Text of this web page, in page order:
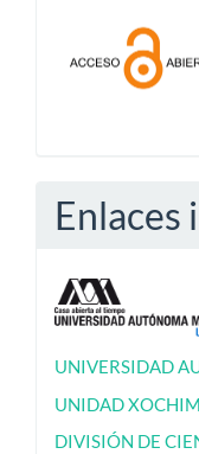
abierto
Enlaces
UNIVERSIDAD
UNIDAD
DIVISIÓN DE